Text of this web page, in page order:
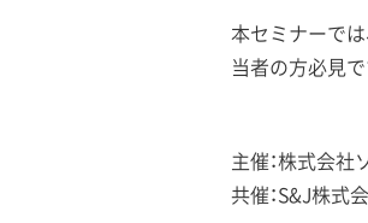
本セミナーで
当者の方必見で
主催：株式会社
共催：S&J株式